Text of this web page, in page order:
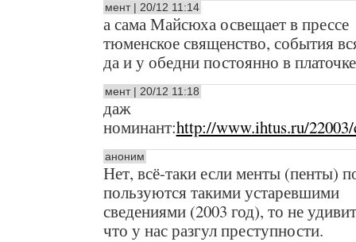
мент | 20/12 11:14
а сама Майсюха освещает в прессе
тюменское священство, события
да и у обедни постоянно в платочке
мент | 20/12 11:18
даж
номинант:http://www.ihtus.ru/
аноним
Нет, всё-таки если менты (пенты)
пользуются такими устаревшими
сведениями (2003 год), то не
что у нас разгул преступности.